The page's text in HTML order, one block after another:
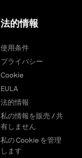
法的情報
使用条件
プライバシー
Cookie
EULA
法的情報
私の情報を販売 / 共
有しません
私の Cookie を管理
します